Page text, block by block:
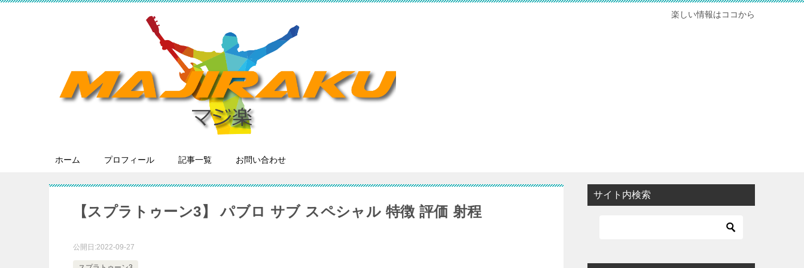
楽しい情報はココから
ホーム プロフィール 記事一覧 お問い合わせ
【スプラトゥーン3】 パブロ サブ スペシャル 特徴 評価 射程
公開日:2022-09-27
サイト内検索